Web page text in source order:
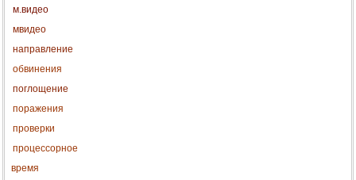
м.видео
мвидео
направление
обвинения
поглощение
поражения
проверки
процессорное
время